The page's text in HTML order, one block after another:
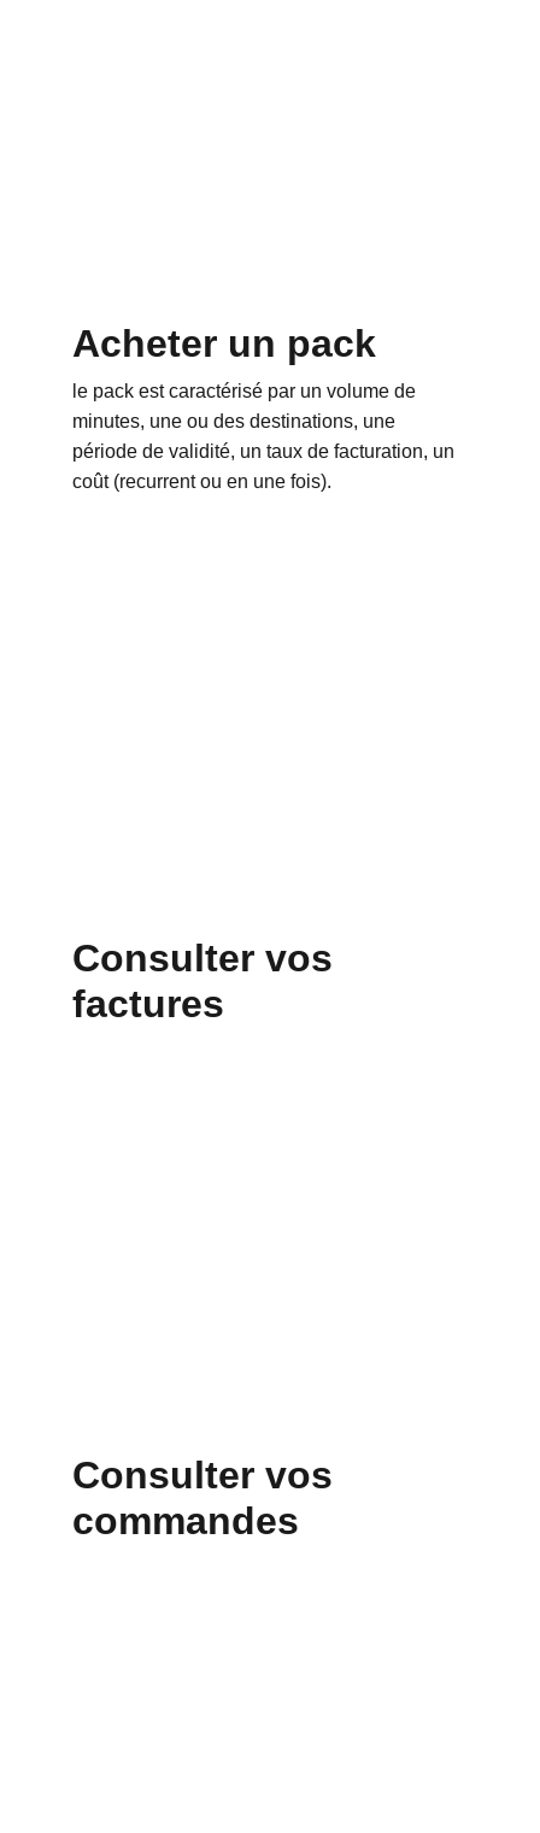
Acheter un pack
le pack est caractérisé par un volume de
minutes, une ou des destinations, une
période de validité, un taux de facturation, un
coût (recurrent ou en une fois).
Consulter vos
factures
Consulter vos
commandes